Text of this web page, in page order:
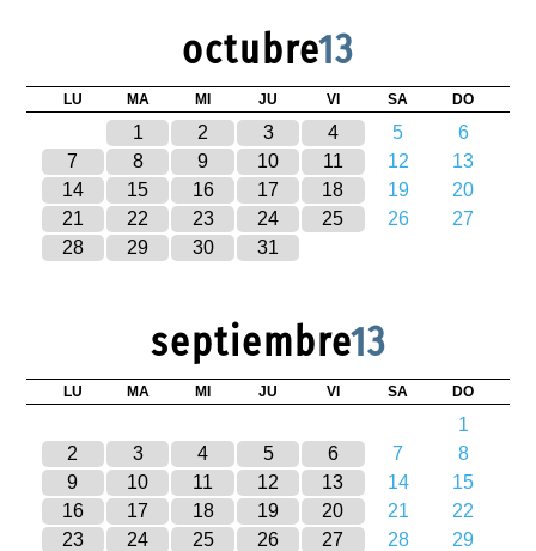
octubre13
LU MA MI JU VI SA DO
1 2 3 4 5
6
7
8 9 10 11 12
13
14
15 16 17 18 19
20
21
22 23 24 25 26
27
28
29 30 31
septiembre13
LU MA MI JU VI SA DO
1
2
3 4 5 6 7
8
9
10 11 12 13 14
15
16
17 18 19 20 21
22
23
24 25 26 27 28
29